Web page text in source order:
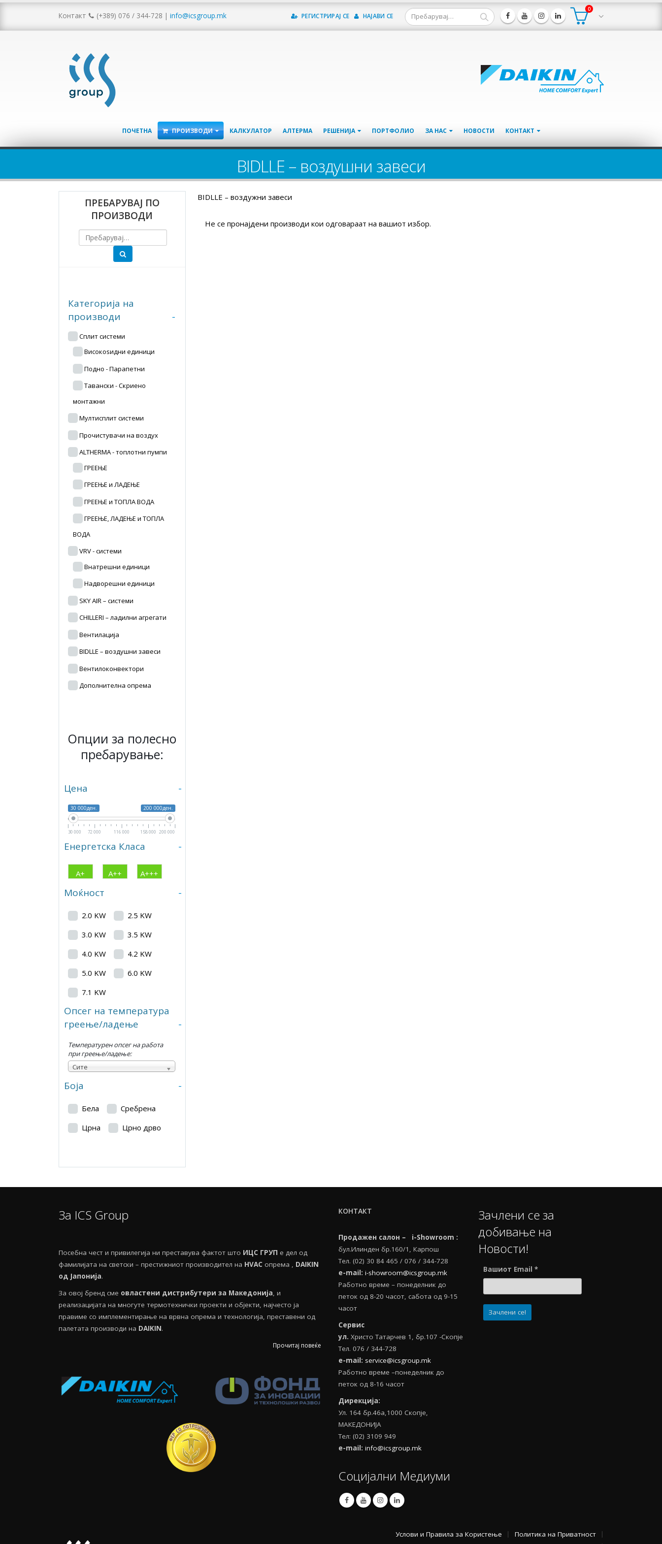
Контакт (+389) 076 / 344-728 | info@icsgroup.mk РЕГИСТРИРАЈ СЕ НАЈАВИ СЕ
0
ПОЧЕТНА ПРОИЗВОДИ КАЛКУЛАТОР АЛТЕРМА РЕШЕНИЈА ПОРТФОЛИО ЗА НАС НОВОСТИ КОНТАКТ
BIDLLE – воздушни завеси
BIDLLE – воздужни завеси
Не се пронајдени производи кои одговараат на вашиот избор.
ПРЕБАРУВАЈ ПО
ПРОИЗВОДИ
Категорија на
производи
-
Сплит системи
Високоѕидни единици
Подно - Парапетни
Тавански - Скриено
монтажни
Мултисплит системи
Прочистувачи на воздух
ALTHERMA - топлотни пумпи
ГРЕЕЊЕ
ГРЕЕЊЕ и ЛАДЕЊЕ
ГРЕЕЊЕ и ТОПЛА ВОДА
ГРЕЕЊЕ, ЛАДЕЊЕ и ТОПЛА
ВОДА
VRV - системи
Внатрешни единици
Надворешни единици
SKY AIR – системи
CHILLERI – ладилни агрегати
Вентилација
BIDLLE – воздушни завеси
Вентилоконвектори
Дополнителна опрема
Опции за полесно
пребарување:
Цена -
30 000ден. 200 000ден.
30 000 72 000 116 000 158 000 200 000
Енергетска Класа -
А+ А++ А+++
Моќност -
2.0 KW
2.5 KW
3.0 KW
3.5 KW
4.0 KW
4.2 KW
5.0 KW
6.0 KW
7.1 KW
Опсег на температура
греење/ладење
-
Температурен опсег на работа
при греење/ладење:
Сите
Боја -
Бела
Сребрена
Црна
Црно дрво
За ICS Group
Посебнa чест и привилегија ни преставува фактот што ИЦС ГРУП е дел од
фамилијата на светски – престижниот производител на HVAС опрема , DAIKIN
од Јапонија.
За овој бренд сме овластени дистрибутери за Македонија, и
реализацијата на многуте термотехнички проекти и објекти, најчесто ја
правиме со имплементирање на врвна опрема и технологија, преставени од
палетата производи на DAIKIN.
Прочитај повеќе
КОНТАКТ
Продажен салон – i-Showroom :
бул.Илинден бр.160/1, Карпош
Тел. (02) 30 84 465 / 076 / 344-728
e-mail: i-showroom@icsgroup.mk
Работно време – понеделник до
петок од 8-20 часот, сабота oд 9-15
часот
Сервис
ул. Христо Татарчев 1, бр.107 -Скопје
Тел. 076 / 344-728
e-mail: service@icsgroup.mk
Работно време –понеделник до
петок од 8-16 часот
Дирекција:
Ул. 164 бр.46а,1000 Скопје,
МАКЕДОНИЈА
Тел: (02) 3109 949
e-mail: info@icsgroup.mk
Социјални Медиуми
Зачлени се за
добивање на
Новости!
Вашиот Email*
Услови и Правила за Користење
Политика на Приватност